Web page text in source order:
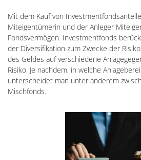
Mit dem Kauf von
Miteigentümerin und der Anleger
Fondsvermögen. Investmentfonds
der Diversifikation zum Zwecke der
des Geldes auf verschiedene
Risiko. Je nachdem, in welche
unterscheidet man unter anderem
Mischfonds.